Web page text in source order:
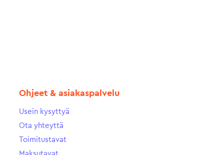
Ohjeet & asiakaspalvelu
Usein kysyttyä
Ota yhteyttä
Toimitustavat
Maksutavat